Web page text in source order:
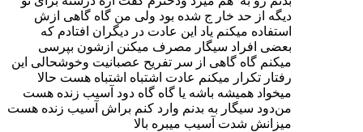
دیگه از حد خار ج شده بود ولی من گاه گاهی ازش
استفاده میکنم یاد این عادت در دیگران افتادم که
بعضی افراد سیگار مصرف میکنن ازشون بپرسی
میکنم گاه گاهی از سر تفریح عصبانیت وخوشحالی این
رفتار تکرار میکنم عادت اشتباه اشتباه هست حالا
میخواد همیشه باشه یا گاه گاه دود آسیب زنده هست
من‌دود سیگار به بدنم وارد کنم براش آسیب زنده هست
میزانش شدت آسیب میبره بالا